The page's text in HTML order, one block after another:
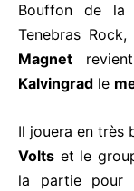
Bouffon de la
Tenebras
Magnet
Kalvingrad le
Il jouera en très
Volts et le
la partie pour